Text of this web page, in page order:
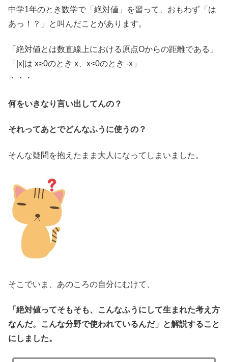
中学1年のとき数学で「絶対値」を習って、おもわず「は
あっ！？」と叫んだことがあります。
「絶対値とは数直線上における原点Oからの距離である」
「|x|は x≥0のとき x、x<0のとき -x」
・・・
何をいきなり言い出してんの？
それってあとでどんなふうに使うの？
そんな疑問を抱えたまま大人になってしまいました。
そこでいま、あのころの自分にむけて、
「絶対値ってそもそも、こんなふうにして生まれた考え方
なんだ。こんな分野で使われているんだ」と解説すること
にしました。